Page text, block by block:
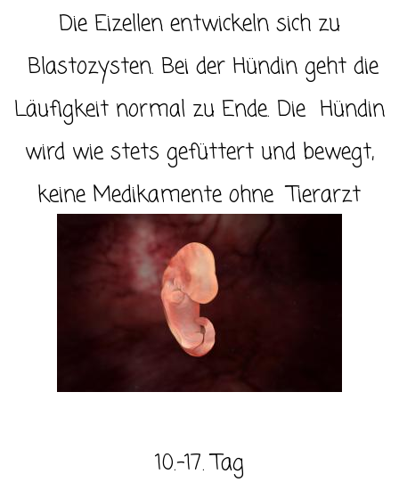
Die Eizellen entwickeln sich zu
Blastozysten. Bei der Hündin geht die
Läufigkeit normal zu Ende. Die Hündin
wird wie stets gefüttert und bewegt,
keine Medikamente ohne Tierarzt
10.-17. Tag